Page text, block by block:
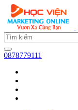
0878779111